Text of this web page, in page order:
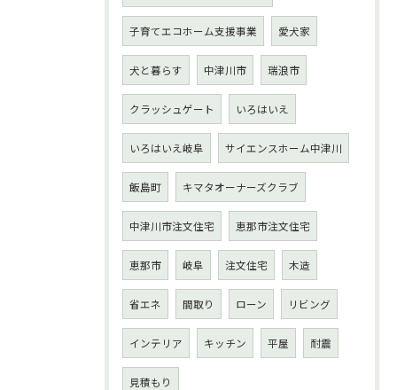
子育てエコホーム支援事業 愛犬家
犬と暮らす 中津川市 瑞浪市
クラッシュゲート いろはいえ
いろはいえ岐阜 サイエンスホーム中津川
飯島町 キマタオーナーズクラブ
中津川市注文住宅 恵那市注文住宅
恵那市 岐阜 注文住宅 木造
省エネ 間取り ローン リビング
インテリア キッチン 平屋 耐震
見積もり